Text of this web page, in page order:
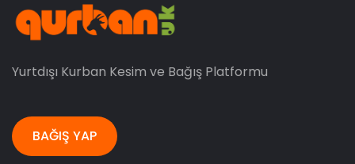
Yurtdışı Kurban Kesim ve Bağış Platformu
BAĞIŞ YAP